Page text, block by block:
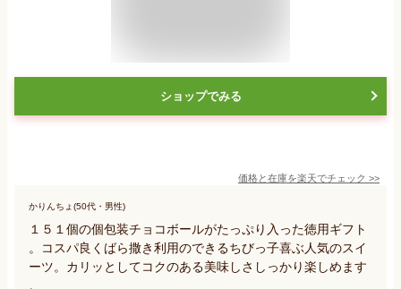
ショップでみる
価格と在庫を楽天でチェック >>
かりんちょ(50代・男性)
１５１個の個包装チョコボールがたっぷり入った徳用ギフト
。コスパ良くばら撒き利用のできるちびっ子喜ぶ人気のスイ
ーツ。カリッとしてコクのある美味しさしっかり楽しめます
。